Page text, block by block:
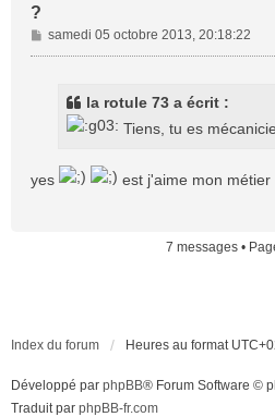
?
M
e
samedi 05 octobre 2013, 20:18:22
la rotule 73 a écrit :
Tiens, tu es
yes
est j'aime mon métier
7 messages •
Index du forum Heures au format
Développé par phpBB® Forum Software ©
Traduit par phpBB-fr.com